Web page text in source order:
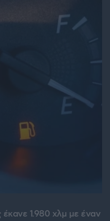
έκανε 1.980 χλμ με έναν